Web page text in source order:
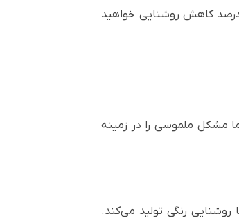
برابر قابلیت بزرگنمایی دارند که بر طبق آزمایشات ما، با حداکثر بزرگنمایی چیزی نزدیک به 3 درصد کاهش روشنایی خواهید
82 درصد رسید. هیچ‌یک از بررسی‌های ما مشکل ملموسی را در زمینه
روشنایی رنگی تولید می‌کند.